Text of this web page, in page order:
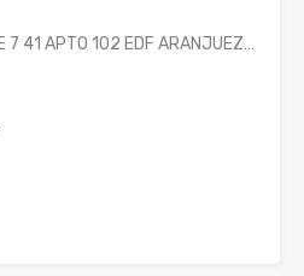
7 41 APTO 102 EDF ARANJUEZ…